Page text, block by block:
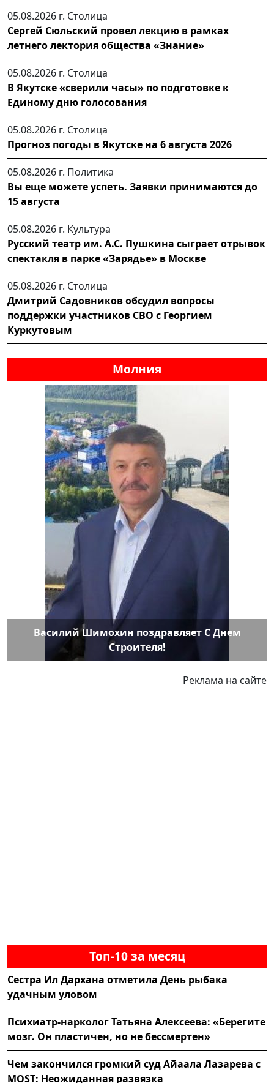
05.08.2026 г. Столица
Сергей Сюльский провел лекцию в рамках
летнего лектория общества «Знание»
05.08.2026 г. Столица
В Якутске «сверили часы» по подготовке к
Единому дню голосования
05.08.2026 г. Столица
Прогноз погоды в Якутске на 6 августа 2026
05.08.2026 г. Политика
Вы еще можете успеть. Заявки принимаются до
15 августа
05.08.2026 г. Культура
Русский театр им. А.С. Пушкина сыграет отрывок
спектакля в парке «Зарядье» в Москве
05.08.2026 г. Столица
Дмитрий Садовников обсудил вопросы
поддержки участников СВО с Георгием
Куркутовым
Молния
Василий Шимохин поздравляет С Днем
Строителя!
Реклама на сайте
Топ-10 за месяц
Сестра Ил Дархана отметила День рыбака
удачным уловом
Психиатр-нарколог Татьяна Алексеева: «Берегите
мозг. Он пластичен, но не бессмертен»
Чем закончился громкий суд Айаала Лазарева с
MOST: Неожиданная развязка